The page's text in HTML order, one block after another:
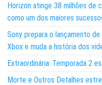
Horizon atinge 38 milhões de
como um dos maiores
Sony prepara o lançamento
Xbox e muda a história dos
Extraordinária: Temporada 2
Morte e Outros Detalhes